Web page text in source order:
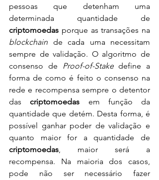
pessoas que detenham uma
criptomoedas
blockchain de cada uma necessitam
sempre de validação. O a lgoritmo de
consenso de Proof-of-Stake define a
forma de como é feito o consenso na
rede e recompensa sempre o detentor
das criptomoedas em função da
quantidade que detém. Desta forma, é
possível ganhar poder de validação e
criptomoedas, maior será a
recompensa. Na maioria dos casos,
pode não ser necessário fazer